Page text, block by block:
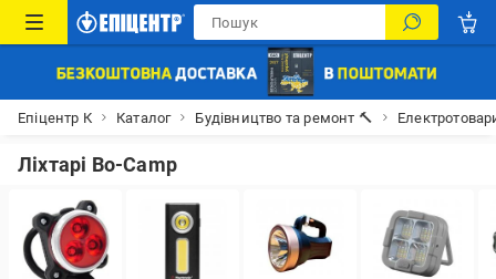
Епіцентр К Каталог Будівництво та ремонт 🔨
Ліхтарі Bo-Camp